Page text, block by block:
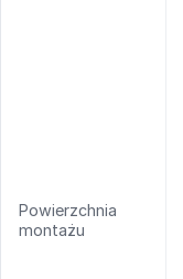
Powierzchnia
montażu